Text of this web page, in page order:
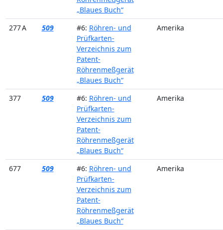
„Blaues Buch“
277 A 509 #6: Röhren- und
Prüfkarten-
Verzeichnis zum
Patent-
Röhrenmeßgerät
„Blaues Buch“
Amerika
377 509 #6: Röhren- und
Prüfkarten-
Verzeichnis zum
Patent-
Röhrenmeßgerät
„Blaues Buch“
Amerika
677 509 #6: Röhren- und
Prüfkarten-
Verzeichnis zum
Patent-
Röhrenmeßgerät
„Blaues Buch“
Amerika